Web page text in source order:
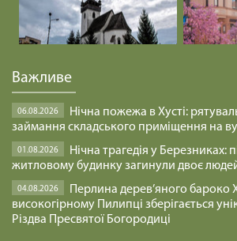
ПЕРЕБУВАТИ В ДОБРІ /
29.01.2025
29.01.2025
БУДЬМО УВАЖНІ /1466/
29.01.2025
Важливе
06.08.2026
Нічна пожежа в Хусті:
займання складського приміщення на
01.08.2026
Нічна трагедія у Березниках:
житловому будинку загинули двоє
04.08.2026
Перлина дерев’яного бароко
високогірному Пилипці зберігається
Різдва Пресвятої Богородиці